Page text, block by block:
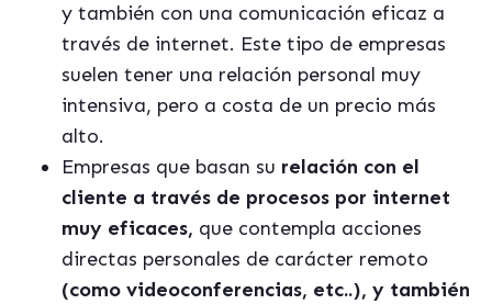
y también con una comunicación eficaz a
través de internet. Este tipo de empresas
suelen tener una relación personal muy
intensiva, pero a costa de un precio más
alto.
Empresas que basan su relación con el
cliente a través de procesos por internet
muy eficaces, que contempla acciones
directas personales de carácter remoto
(como videoconferencias, etc..), y también